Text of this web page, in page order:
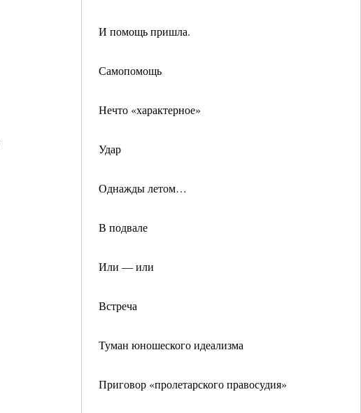
И помощь пришла.
Самопомощь
Нечто «характерное»
Удар
Однажды летом…
В подвале
Или — или
Встреча
Туман юношеского идеализма
Приговор «пролетарского правосудия»